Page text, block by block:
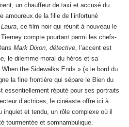
un chauffeur de taxi et accusé du
amoureux de la fille de l’infortuné
Laura, ce film noir qui réunit à nouveau le
compte pourtant parmi les chefs-
Mark Dixon, détective, l’accent est
le dilemme moral du héros et sa
the Sidewalks Ends » (« le bord du
la fine frontière qui sépare le Bien du
essentiellement réputé pour ses portraits
d’actrices, le cinéaste offre ici à
inquiet et tendu, un rôle complexe où il
tourmentée et somnambulique.